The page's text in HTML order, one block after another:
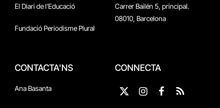
El Diari de l'Educació
Fundació Periodisme Plural
Carrer Bailén 5, principal.
08010, Barcelona
CONTACTA'NS
Ana Basanta
CONNECTA
X
InstagramFacebook
RSS